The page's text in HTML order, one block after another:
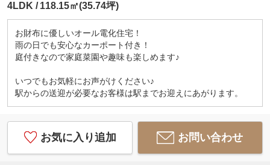
4LDK 118.15㎡(35.74坪)
お財布に優しいオール電化住宅！
雨の日でも安心なカーポート付き！
庭付きなので家庭菜園や趣味も楽しめます♪
いつでもお気軽にお声がけください♪
駅からの送迎が必要なお客様は駅までお迎えにあがります。
お気に入り追加 お問い合わせ